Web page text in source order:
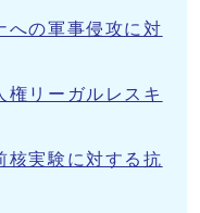
への軍事侵攻に対
権リーガルレスキ
核実験に対する抗